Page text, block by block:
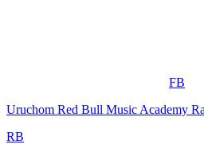
FB
Uruchom Red Bull Music Academy
RB